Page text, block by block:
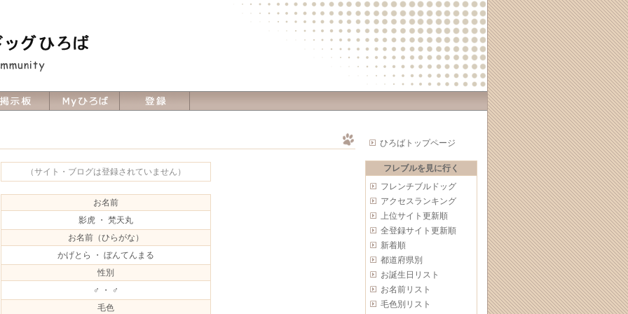
ひろばトップページ
フレブルを見に行く
フレンチブルドッグ
アクセスランキング
上位サイト更新順
全登録サイト更新順
新着順
都道府県別
お誕生日リスト
お名前リスト
毛色別リスト
（サイト・ブログは登録されていません）
お名前
影虎 ・ 梵天丸
お名前（ひらがな）
かげとら ・ ぼんてんまる
性別
♂ ・ ♂
毛色